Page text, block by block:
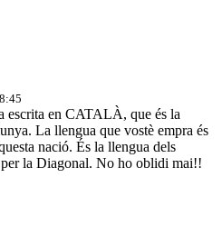
escrita en CATALÀ, que és la
La llengua que vostè empra és
nació. És la llengua dels
la Diagonal. No ho oblidi mai!!